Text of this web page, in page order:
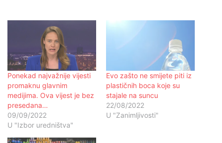
Ponekad najvažnije vijesti
promaknu glavnim
medijima. Ova vijest je bez
presedana…
09/09/2022
U "Izbor uredništva"
Evo zašto ne smijete piti iz
plastičnih boca koje su
stajale na suncu
22/08/2022
U "Zanimljivosti"